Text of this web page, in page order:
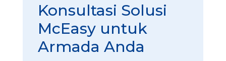
Konsultasi Solusi
McEasy untuk
Armada Anda